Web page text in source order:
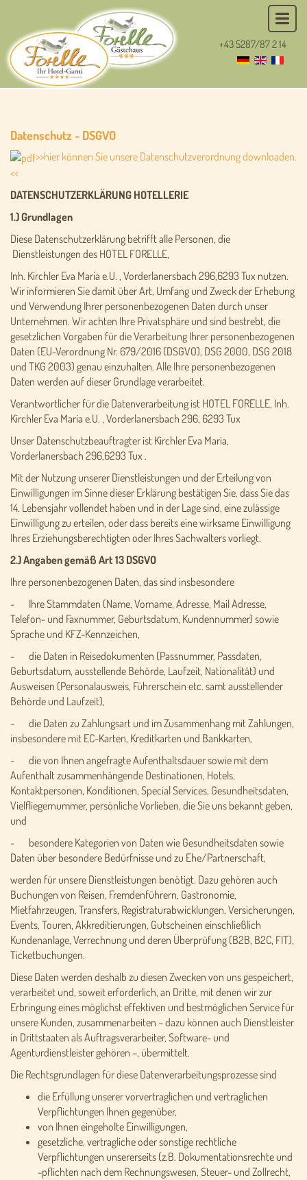
+43 5287/87 2 14
Datenschutz - DSGVO
>>hier können Sie unsere Datenschutzverordnung downloaden.
<<
DATENSCHUTZERKLÄRUNG HOTELLERIE
1.) Grundlagen
Diese Datenschutzerklärung betrifft alle Personen, die
Dienstleistungen des HOTEL FORELLE,
Inh. Kirchler Eva Maria e.U. , Vorderlanersbach 296,6293 Tux nutzen.
Wir informieren Sie damit über Art, Umfang und Zweck der Erhebung
und Verwendung Ihrer personenbezogenen Daten durch unser
Unternehmen. Wir achten Ihre Privatsphäre und sind bestrebt, die
gesetzlichen Vorgaben für die Verarbeitung Ihrer personenbezogenen
Daten (EU-Verordnung Nr. 679/2016 (DSGVO), DSG 2000, DSG 2018
und TKG 2003) genau einzuhalten. Alle Ihre personenbezogenen
Daten werden auf dieser Grundlage verarbeitet.
Verantwortlicher für die Datenverarbeitung ist HOTEL FORELLE, Inh.
Kirchler Eva Maria e.U. , Vorderlanersbach 296, 6293 Tux
Unser Datenschutzbeauftragter ist Kirchler Eva Maria,
Vorderlanersbach 296,6293 Tux .
Mit der Nutzung unserer Dienstleistungen und der Erteilung von
Einwilligungen im Sinne dieser Erklärung bestätigen Sie, dass Sie das
14. Lebensjahr vollendet haben und in der Lage sind, eine zulässige
Einwilligung zu erteilen, oder dass bereits eine wirksame Einwilligung
Ihres Erziehungsberechtigten oder Ihres Sachwalters vorliegt.
2.) Angaben gemäß Art 13 DSGVO
Ihre personenbezogenen Daten, das sind insbesondere
- Ihre Stammdaten (Name, Vorname, Adresse, Mail Adresse,
Telefon- und Faxnummer, Geburtsdatum, Kundennummer) sowie
Sprache und KFZ-Kennzeichen,
- die Daten in Reisedokumenten (Passnummer, Passdaten,
Geburtsdatum, ausstellende Behörde, Laufzeit, Nationalität) und
Ausweisen (Personalausweis, Führerschein etc. samt ausstellender
Behörde und Laufzeit),
- die Daten zu Zahlungsart und im Zusammenhang mit Zahlungen,
insbesondere mit EC-Karten, Kreditkarten und Bankkarten,
- die von Ihnen angefragte Aufenthaltsdauer sowie mit dem
Aufenthalt zusammenhängende Destinationen, Hotels,
Kontaktpersonen, Konditionen, Special Services, Gesundheitsdaten,
Vielfliegernummer, persönliche Vorlieben, die Sie uns bekannt geben,
und
- besondere Kategorien von Daten wie Gesundheitsdaten sowie
Daten über besondere Bedürfnisse und zu Ehe/Partnerschaft,
werden für unsere Dienstleistungen benötigt. Dazu gehören auch
Buchungen von Reisen, Fremdenführern, Gastronomie,
Mietfahrzeugen, Transfers, Registraturabwicklungen, Versicherungen,
Events, Touren, Akkreditierungen, Gutscheinen einschließlich
Kundenanlage, Verrechnung und deren Überprüfung (B2B, B2C, FIT),
Ticketbuchungen.
Diese Daten werden deshalb zu diesen Zwecken von uns gespeichert,
verarbeitet und, soweit erforderlich, an Dritte, mit denen wir zur
Erbringung eines möglichst effektiven und bestmöglichen Service für
unsere Kunden, zusammenarbeiten – dazu können auch Dienstleister
in Drittstaaten als Auftragsverarbeiter, Software- und
Agenturdienstleister gehören –, übermittelt.
Die Rechtsgrundlagen für diese Datenverarbeitungsprozesse sind
die Erfüllung unserer vorvertraglichen und vertraglichen
Verpflichtungen Ihnen gegenüber,
von Ihnen eingeholte Einwilligungen,
gesetzliche, vertragliche oder sonstige rechtliche
Verpflichtungen unsererseits (z.B. Dokumentationsrechte und
-pflichten nach dem Rechnungswesen, Steuer- und Zollrecht,